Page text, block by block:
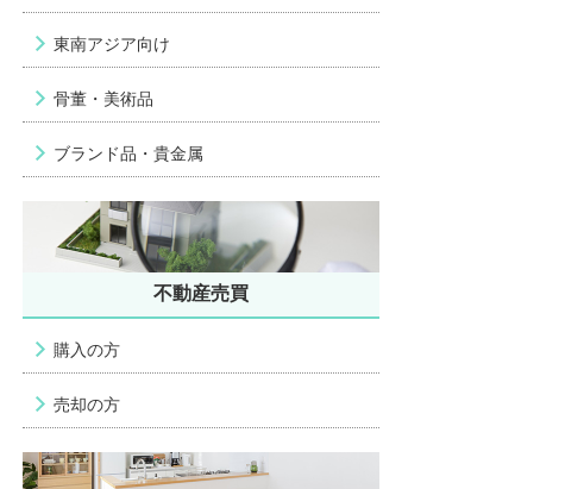
東南アジア向け
骨董・美術品
ブランド品・貴金属
不動産売買
購入の方
売却の方